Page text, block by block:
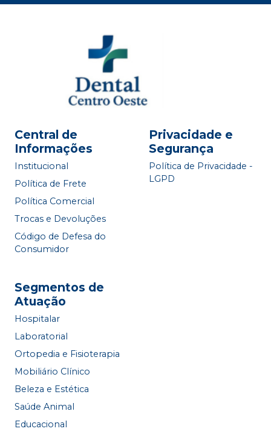
Central de
Informações
Institucional
Política de Frete
Política Comercial
Trocas e Devoluções
Código de Defesa do
Consumidor
Privacidade e
Segurança
Política de Privacidade -
LGPD
Segmentos de
Atuação
Hospitalar
Laboratorial
Ortopedia e Fisioterapia
Mobiliário Clínico
Beleza e Estética
Saúde Animal
Educacional